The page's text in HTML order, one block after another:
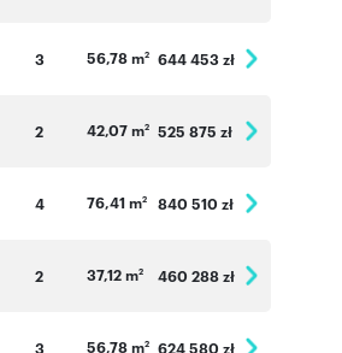
3 56,78 m2 644 453 zł
2 42,07 m2 525 875 zł
4 76,41 m2 840 510 zł
2 37,12 m2 460 288 zł
3 56,78 m2 624 580 zł